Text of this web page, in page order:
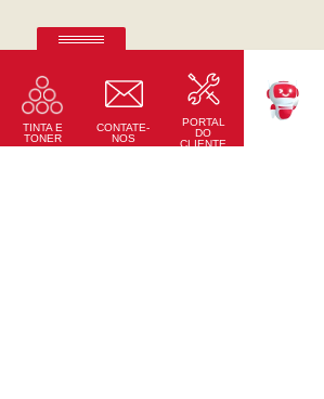
TINTA E
TONER
CONTATE-
NOS
PORTAL
DO
CLIENTE
de outro nível.